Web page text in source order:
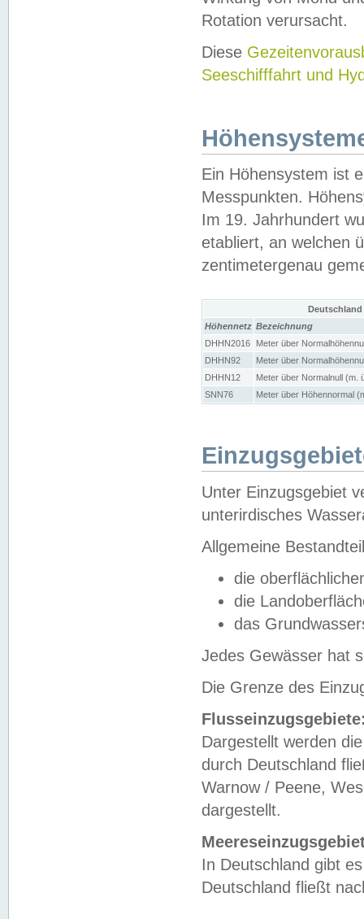
Rotation verursacht.
Diese
Seeschifffahrt und
Ein Höhensystem ist
Messpunkten.
Im 19. Jahrhundert
etabliert, an welchen
zentimetergenau
Höhennetz Bezeichnung
DHHN2016
Meter über
DHHN92
Meter über
DHHN12
Meter über Normalnull (m.
SNN76
Meter über Höhennormal
Unter Einzugsgebiet
unterirdisches
Allgemeine
die
die
das
Jedes Gewässer hat
Die Grenze des
Dargestellt werden
durch Deutschland
Warnow / Peene,
dargestellt.
In Deutschland gibt
Deutschland fließt